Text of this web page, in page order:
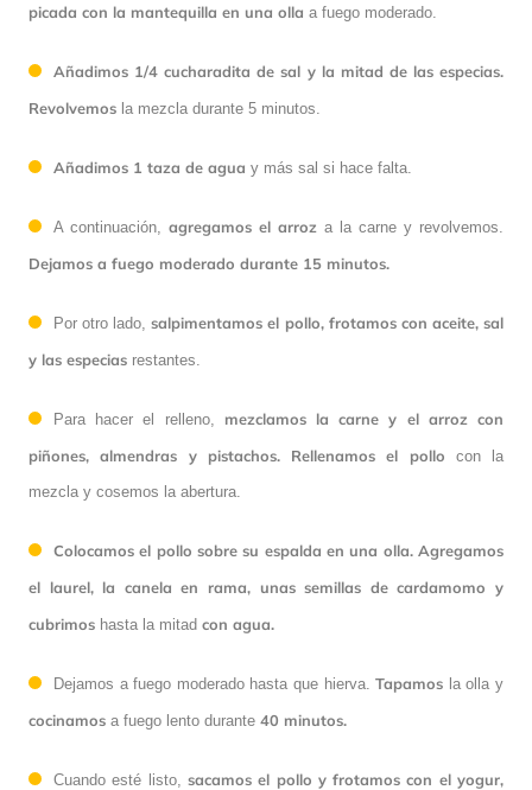
picada con la mantequilla en una olla a fuego moderado.
Añadimos 1/4 cucharadita de sal y la mitad de las especias.
Revolvemos la mezcla durante 5 minutos.
Añadimos 1 taza de agua y más sal si hace falta.
A continuación, agregamos el arroz a la carne y revolvemos.
Dejamos a fuego moderado durante 15 minutos.
Por otro lado,salpimentamos el pollo, frotamos con aceite, sal
y las especias restantes.
Para hacer el relleno, mezclamos la carne y el arroz con
piñones, almendras y pistachos. Rellenamos el pollo con la
mezcla y cosemos la abertura.
Colocamos el pollo sobre su espalda en una olla. Agregamos
el laurel, la canela en rama, unas semillas de cardamomo y
cubrimos hasta la mitad con agua.
Dejamos a fuego moderado hasta que hierva.Tapamos la olla y
cocinamos a fuego lento durante 40 minutos.
Cuando esté listo, sacamos el pollo y frotamos con el yogur,